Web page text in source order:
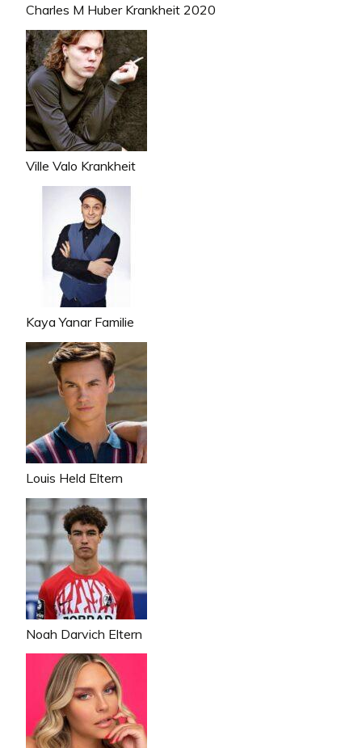
Charles M Huber Krankheit 2020
Ville Valo Krankheit
Kaya Yanar Familie
Louis Held Eltern
Noah Darvich Eltern